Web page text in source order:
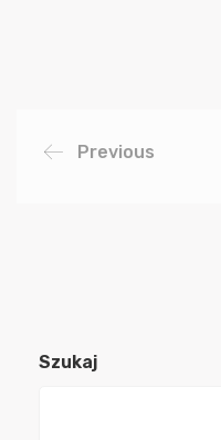
Previous
Szukaj